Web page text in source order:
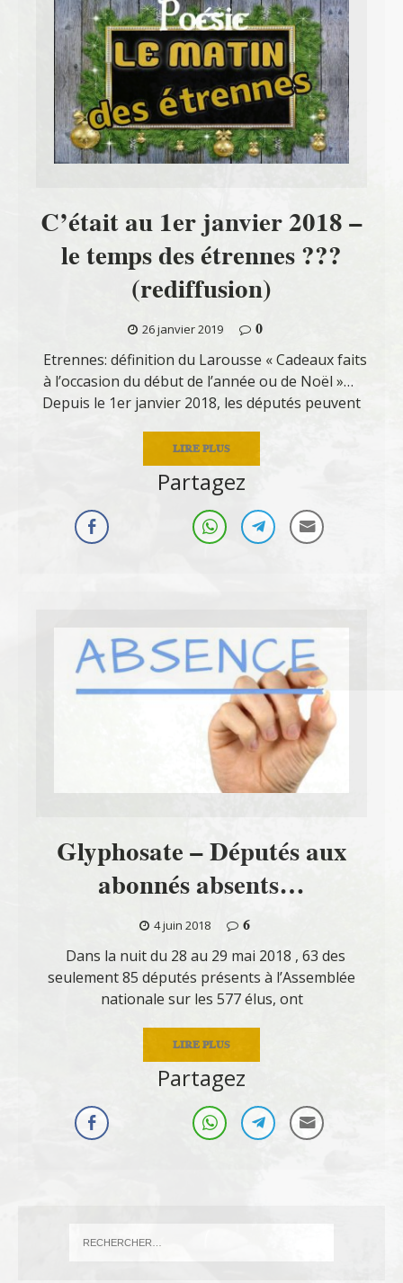
C’était au 1er janvier 2018 –
le temps des étrennes ???
(rediffusion)
26 janvier 2019
0
Etrennes: définition du Larousse « Cadeaux faits
à l’occasion du début de l’année ou de Noël »…
Depuis le 1er janvier 2018, les députés peuvent
LIRE PLUS
Partagez
Glyphosate – Députés aux
abonnés absents…
4 juin 2018
6
Dans la nuit du 28 au 29 mai 2018 , 63 des
seulement 85 députés présents à l’Assemblée
nationale sur les 577 élus, ont
LIRE PLUS
Partagez